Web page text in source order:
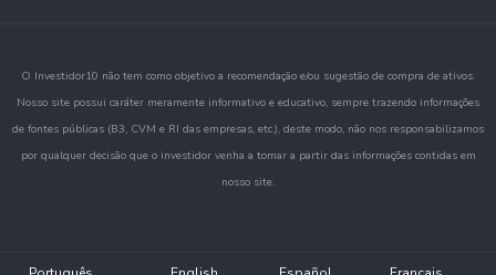
O Investidor10 não tem como objetivo a recomendação e/ou sugestão de compra de ativos.
Nosso site possui caráter meramente informativo e educativo, sempre trazendo informações
de fontes públicas (B3, CVM e RI das empresas, etc.), deste modo, não nos responsabilizamos
por qualquer decisão que o investidor venha a tomar a partir das informações contidas em
nosso site.